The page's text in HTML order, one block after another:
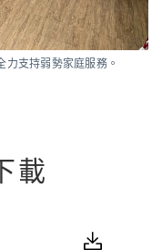
支持弱勢家庭服務。
載